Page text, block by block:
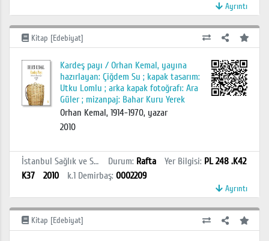
Ayrıntı
Kitap [Edebiyat]
Kardeş payı / Orhan Kemal, yayına
hazırlayan: Çiğdem Su ; kapak tasarım:
Utku Lomlu ; arka kapak fotoğrafı: Ara
Güler ; mizanpaj: Bahar Kuru Yerek
Orhan Kemal, 1914-1970, yazar
2010
İstanbul Sağlık ve Sosyal Bilimler MYO Kütüphanesi Durum: Rafta Yer Bilgisi: PL 248 .K42
K37
2010 k.1 Demirbaş: 0002209
Ayrıntı
Kitap [Edebiyat]